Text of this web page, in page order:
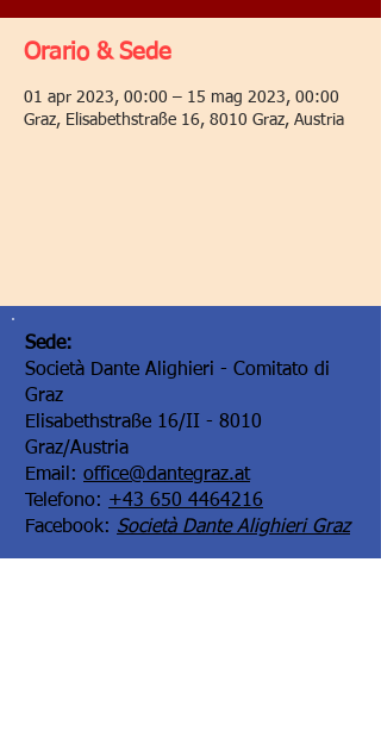
Orario & Sede
01 apr 2023, 00:00 – 15 mag 2023, 00:00
Graz, Elisabethstraße 16, 8010 Graz, Austria
Sede:
Società Dante Alighieri - Comitato di
Graz
Elisabethstraße 16/II - 8010
Graz/Austria
Email: office@dantegraz.at
Telefono: +43 650 4464216
Facebook: Società Dante Alighieri Graz